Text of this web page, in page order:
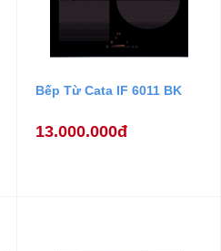
Bếp Từ Cata IF 6011 BK
13.000.000đ